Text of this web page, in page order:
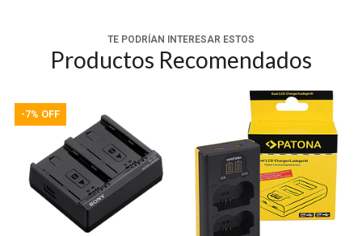
TE PODRÍAN INTERESAR ESTOS
Productos Recomendados
-7% OFF